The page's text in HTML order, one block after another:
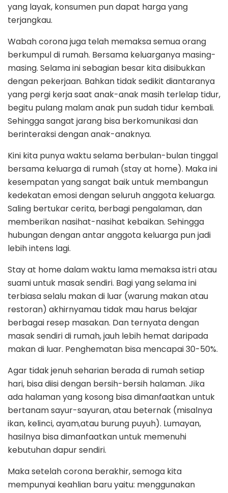
yang layak, konsumen pun dapat harga yang
terjangkau.
Wabah corona juga telah memaksa semua orang
berkumpul di rumah. Bersama keluarganya masing-
masing. Selama ini sebagian besar kita disibukkan
dengan pekerjaan. Bahkan tidak sedikit diantaranya
yang pergi kerja saat anak-anak masih terlelap tidur,
begitu pulang malam anak pun sudah tidur kembali.
Sehingga sangat jarang bisa berkomunikasi dan
berinteraksi dengan anak-anaknya.
Kini kita punya waktu selama berbulan-bulan tinggal
bersama keluarga di rumah (stay at home). Maka ini
kesempatan yang sangat baik untuk membangun
kedekatan emosi dengan seluruh anggota keluarga.
Saling bertukar cerita, berbagi pengalaman, dan
memberikan nasihat-nasihat kebaikan. Sehingga
hubungan dengan antar anggota keluarga pun jadi
lebih intens lagi.
Stay at home dalam waktu lama memaksa istri atau
suami untuk masak sendiri. Bagi yang selama ini
terbiasa selalu makan di luar (warung makan atau
restoran) akhirnyamau tidak mau harus belajar
berbagai resep masakan. Dan ternyata dengan
masak sendiri di rumah, jauh lebih hemat daripada
makan di luar. Penghematan bisa mencapai 30-50%.
Agar tidak jenuh seharian berada di rumah setiap
hari, bisa diisi dengan bersih-bersih halaman. Jika
ada halaman yang kosong bisa dimanfaatkan untuk
bertanam sayur-sayuran, atau beternak (misalnya
ikan, kelinci, ayam,atau burung puyuh). Lumayan,
hasilnya bisa dimanfaatkan untuk memenuhi
kebutuhan dapur sendiri.
Maka setelah corona berakhir, semoga kita
mempunyai keahlian baru yaitu: menggunakan